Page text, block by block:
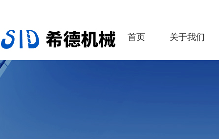
首页 关于我们